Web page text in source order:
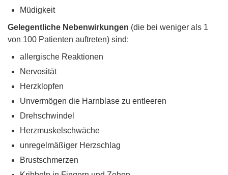
Müdigkeit
Gelegentliche Nebenwirkungen (die bei weniger als 1
von 100 Patienten auftreten) sind:
allergische Reaktionen
Nervosität
Herzklopfen
Unvermögen die Harnblase zu entleeren
Drehschwindel
Herzmuskelschwäche
unregelmäßiger Herzschlag
Brustschmerzen